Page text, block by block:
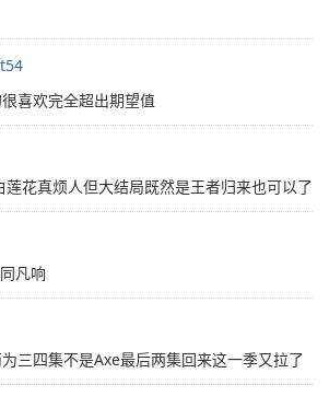
喜欢完全超出期望值
花真烦人但大结局既然是王者归来也可以了
凡响
三四集不是Axe最后两集回来这一季又拉了